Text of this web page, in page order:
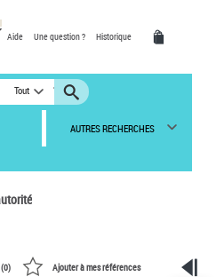
Aide Une question ? Historique
Tout
AUTRES RECHERCHES
0) Ajouter à mes références